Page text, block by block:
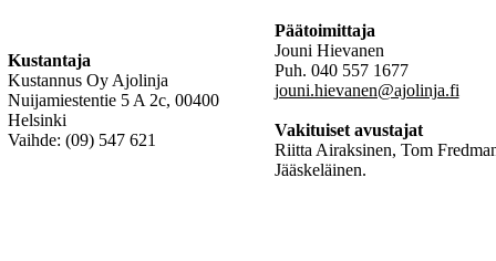
Kustantaja
Kustannus Oy Ajolinja
Nuijamiestentie 5 A 2c, 00400
Helsinki
Vaihde: (09) 547 621
Päätoimittaja
Jouni Hievanen
Puh. 040 557 1677
jouni.hievanen@ajolinja.fi
Vakituiset avustajat
Riitta Airaksinen, Tom
Jääskeläinen.